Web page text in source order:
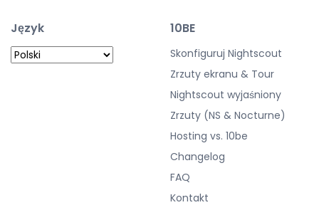
Język 10BE
Skonfiguruj Nightscout
Zrzuty ekranu & Tour
Nightscout wyjaśniony
Zrzuty (NS & Nocturne)
Hosting vs. 10be
Changelog
FAQ
Kontakt